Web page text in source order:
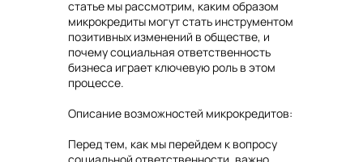
статье мы рассмотрим, каким образом
микрокредиты могут стать инструментом
позитивных изменений в обществе, и
почему социальная ответственность
бизнеса играет ключевую роль в этом
процессе.
Описание возможностей микрокредитов:
Перед тем, как мы перейдем к вопросу